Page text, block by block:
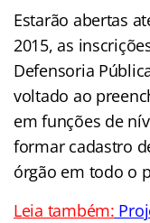
Estarão abertas
2015, as
Defensoria
voltado ao
em funções de
formar cadastro
órgão em todo o
Leia também: